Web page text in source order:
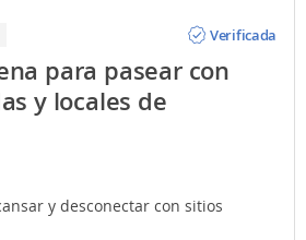
Verificada
para pasear con
y locales de
y desconectar con sitios